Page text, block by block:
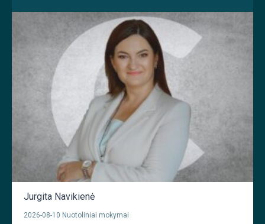
Jurgita Navikienė
2026-08-10 Nuotoliniai mokymai